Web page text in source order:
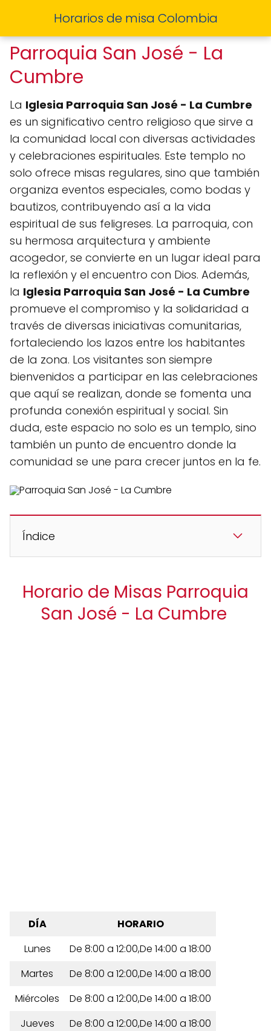
Horarios de misa Colombia
Parroquia San José - La
Cumbre
La Iglesia Parroquia San José - La Cumbre
es un significativo centro religioso que sirve a
la comunidad local con diversas actividades
y celebraciones espirituales. Este templo no
solo ofrece misas regulares, sino que también
organiza eventos especiales, como bodas y
bautizos, contribuyendo así a la vida
espiritual de sus feligreses. La parroquia, con
su hermosa arquitectura y ambiente
acogedor, se convierte en un lugar ideal para
la reflexión y el encuentro con Dios. Además,
la Iglesia Parroquia San José - La Cumbre
promueve el compromiso y la solidaridad a
través de diversas iniciativas comunitarias,
fortaleciendo los lazos entre los habitantes
de la zona. Los visitantes son siempre
bienvenidos a participar en las celebraciones
que aquí se realizan, donde se fomenta una
profunda conexión espiritual y social. Sin
duda, este espacio no solo es un templo, sino
también un punto de encuentro donde la
comunidad se une para crecer juntos en la fe.
Índice
Horario de Misas Parroquia
San José - La Cumbre
DÍA
HORARIO
Lunes
De 8:00 a 12:00,De 14:00 a 18:00
Martes
De 8:00 a 12:00,De 14:00 a 18:00
Miércoles
De 8:00 a 12:00,De 14:00 a 18:00
Jueves
De 8:00 a 12:00,De 14:00 a 18:00